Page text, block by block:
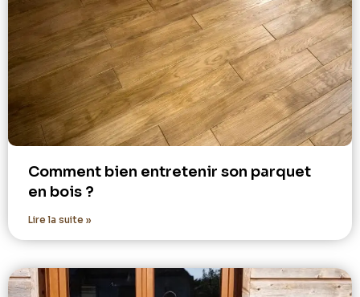
Comment bien entretenir son parquet
en bois ?
Lire la suite »